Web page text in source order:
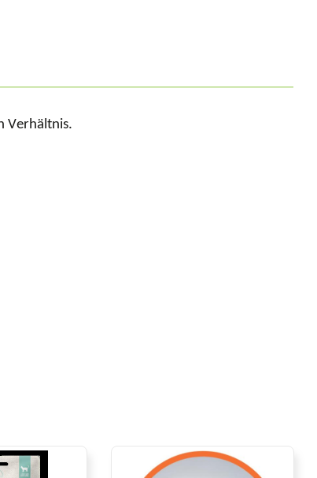
Verhältnis.